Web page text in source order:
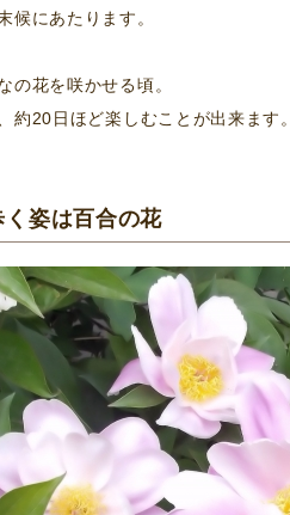
候にあたります。
の花を咲かせる頃。
約20日ほど楽しむことが出来ます。
姿は百合の花